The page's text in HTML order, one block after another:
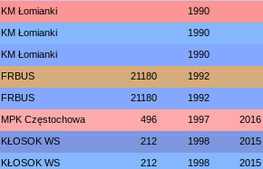
KM Łomianki 1990
KM Łomianki 1990
KM Łomianki 1990
FRBUS 21180 1992
FRBUS 21180 1992
MPK Częstochowa 496 1997 2016
KŁOSOK WS 212 1998 2015
KŁOSOK WS 212 1998 2015